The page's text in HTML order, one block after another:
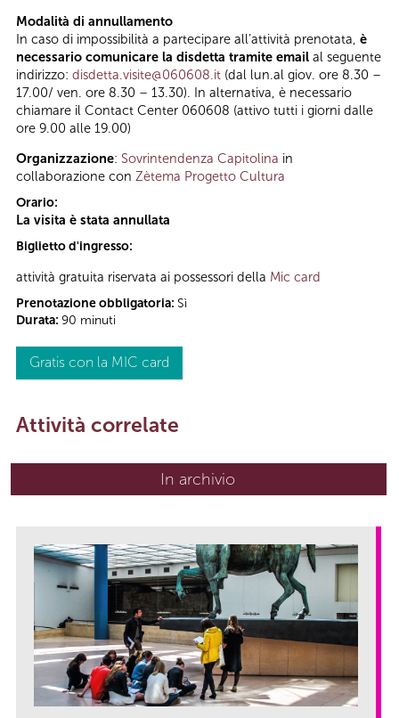
Modalità di annullamento
In caso di impossibilità a partecipare all’attività prenotata, è
necessario comunicare la disdetta tramite email al seguente
indirizzo: disdetta.visite@060608.it (dal lun.al giov. ore 8.30 –
17.00/ ven. ore 8.30 – 13.30). In alternativa, è necessario
chiamare il Contact Center 060608 (attivo tutti i giorni dalle
ore 9.00 alle 19.00)
Organizzazione: Sovrintendenza Capitolina in
collaborazione con Zètema Progetto Cultura
Orario:
La visita è stata annullata
Biglietto d'ingresso:
attività gratuita riservata ai possessori della Mic card
Prenotazione obbligatoria: Sì
Durata: 90 minuti
Gratis con la MIC card
Attività correlate
In archivio